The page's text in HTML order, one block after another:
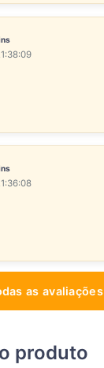
as avaliações
produto